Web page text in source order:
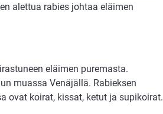
alettua rabies johtaa eläimen
eläimen puremasta.
muassa Venäjällä. Rabieksen
ovat koirat, kissat, ketut ja supikoirat.